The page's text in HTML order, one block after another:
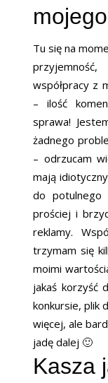
Tu się na
współpracy z
– ilość
sprawa!
żadnego
– odrzucam
mają
do potulnego
prościej i
reklamy.
trzymam się
moimi
jakaś korzyść
konkursie, plik
więcej, ale
jadę dalej 🙂
Kasza